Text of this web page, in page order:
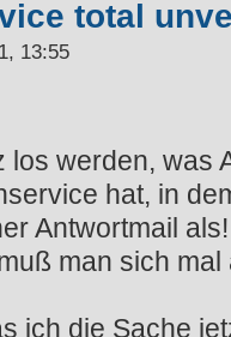
total
13:55
los werden, was
hat, in
Antwortmail
man sich
ich die Sache